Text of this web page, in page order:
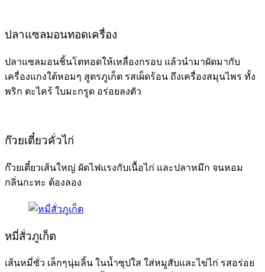
ปลาแซลมอนทอดเครื่อง
ปลาแซลมอนชิ้นโตทอดให้เหลื่องกรอบ แล้วนำมาผัดมากับ
เครื่องแกงใต้หอมๆ สูตรภูเก็ต รสเผ็ดร้อน ถึงเครื่องสมุนไพร ทั้ง
พริก ตะไคร้ ใบมะกรูด อร่อยลงตัว
ก๊วยเตี๋ยวคั่วไก่
ก๊วยเตี๋ยวเส้นใหญ่ ผัดไฟแรงกับเนื้อไก่ และปลาหมึก จนหอม
กลิ่นกะทะ ต้องลอง
หมี่สั่วภูเก็ต
เส้นหมี่ซั่ว เล็กๆนุ่มลิ้น ในน้ำซุปใส ใส่หมูสับและไข่ไก่ รสอร่อย